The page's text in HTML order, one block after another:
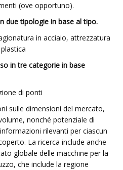
(ove opportuno).
due tipologie in base al tipo.
in acciaio, attrezzatura
in tre categorie in base
di ponti
sulle dimensioni del mercato,
nonché potenziale di
rilevanti per ciascun
La ricerca include anche
globale delle macchine per la
che include la regione